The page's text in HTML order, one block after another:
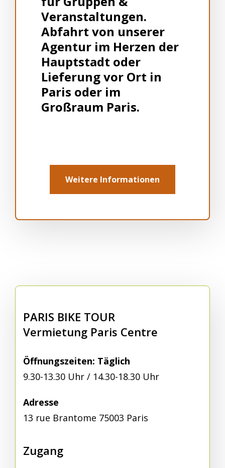
Veranstaltungen.
Abfahrt von unserer
Agentur im Herzen der
Hauptstadt oder
Lieferung vor Ort in
Paris oder im
Großraum Paris.
Weitere Informationen
PARIS BIKE TOUR
Vermietung Paris Centre
Öffnungszeiten: Täglich
9.30-13.30 Uhr / 14.30-18.30 Uhr
Adresse
13 rue Brantome 75003 Paris
Zugang